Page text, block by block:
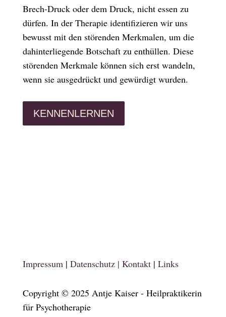
Brech-Druck oder dem Druck, nicht essen zu
dürfen. In der Therapie identifizieren wir uns
bewusst mit den störenden Merkmalen, um die
dahinterliegende Botschaft zu enthüllen. Diese
störenden Merkmale können sich erst wandeln,
wenn sie ausgedrückt und gewürdigt wurden.
KENNENLERNEN
Impressum| Datenschutz | Kontakt| Links
Copyright ©️ 2025 Antje Kaiser - Heilpraktikerin
für Psychotherapie